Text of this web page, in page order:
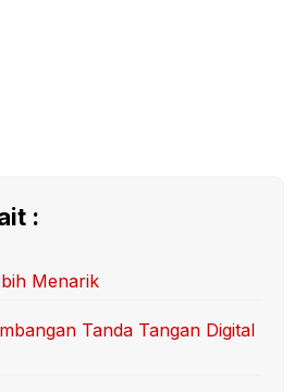
:
Menarik
Tanda Tangan Digital